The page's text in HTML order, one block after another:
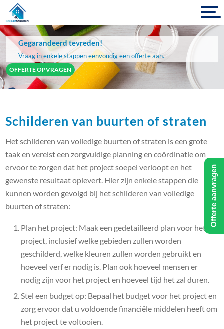
Gegarandeerd tevreden!
Vraag in enkele stappen eenvoudig een offerte aan.
OFFERTE OPVRAGEN
Schilderen van buurten of straten
Het schilderen van volledige buurten of straten is een grote
taak en vereist een zorgvuldige planning en coördinatie om
ervoor te zorgen dat het project soepel verloopt en het
gewenste resultaat oplevert. Hier zijn enkele stappen die
kunnen worden gevolgd bij het schilderen van volledige
buurten of straten:
Plan het project: Maak een gedetailleerd plan voor het
project, inclusief welke gebieden zullen worden
geschilderd, welke kleuren zullen worden gebruikt en
hoeveel verf er nodig is. Plan ook hoeveel mensen er
nodig zijn voor het project en hoeveel tijd het zal duren.
Stel een budget op: Bepaal het budget voor het project en
zorg ervoor dat u voldoende financiële middelen heeft om
het project te voltooien.
Offerte aanvragen